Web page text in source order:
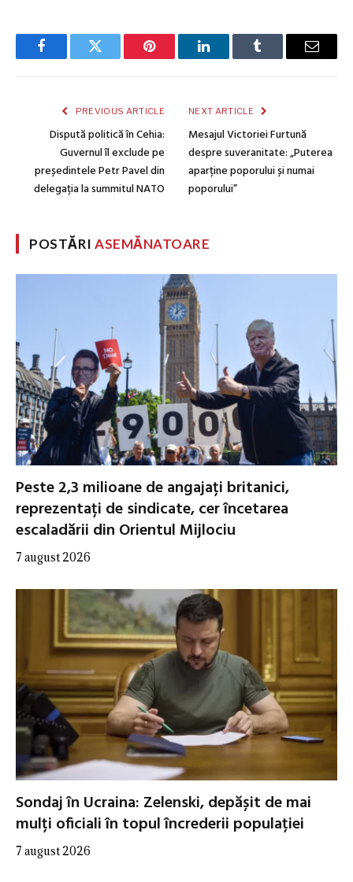
FacebookTwitter Pinterest LinkedInTumblr Email
PREVIOUS ARTICLE
Dispută politică în Cehia:
Guvernul îl exclude pe
președintele Petr Pavel din
delegația la summitul NATO
NEXT ARTICLE
Mesajul Victoriei Furtună
despre suveranitate: „Puterea
aparține poporului și numai
poporului”
POSTĂRIASEMĂNATOARE
Peste 2,3 milioane de angajați britanici,
reprezentați de sindicate, cer încetarea
escaladării din Orientul Mijlociu
7 august 2026
Sondaj în Ucraina: Zelenski, depășit de mai
mulți oficiali în topul încrederii populației
7 august 2026